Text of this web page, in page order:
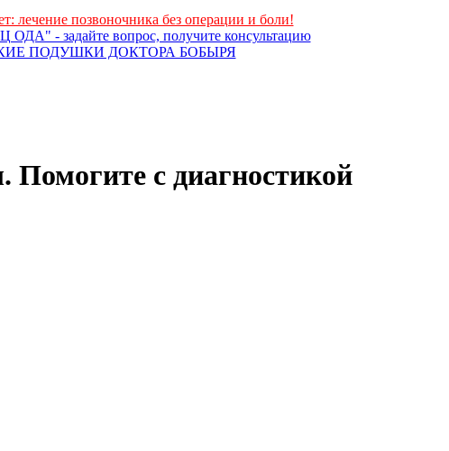
лечение позвоночника без операции и боли!
- задайте вопрос, получите консультацию
ПОДУШКИ ДОКТОРА БОБЫРЯ
с диагностикой